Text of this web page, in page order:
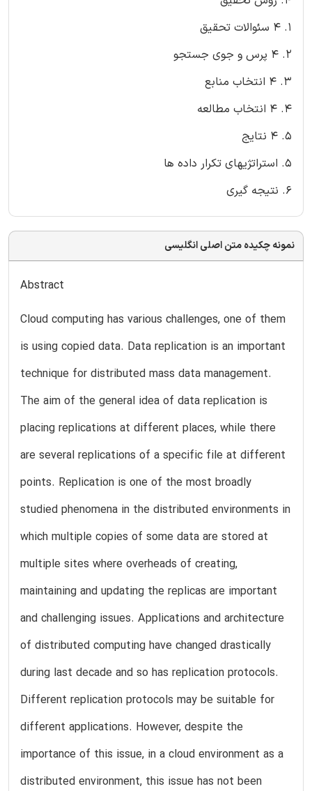
1. 4 سئوالات تحقیق
2. 4 پرس و جوی جستجو
3. 4 انتخاب منابع
4. 4 انتخاب مطالعه
5. 4 نتایج
5. استراتژیهای تکرار داده ها
6. نتیجه گیری
نمونه چکیده متن اصلی انگلیسی
Abstract
Cloud computing has various challenges, one of them
is using copied data. Data replication is an important
technique for distributed mass data management.
The aim of the general idea of data replication is
placing replications at different places, while there
are several replications of a specific file at different
points. Replication is one of the most broadly
studied phenomena in the distributed environments in
which multiple copies of some data are stored at
multiple sites where overheads of creating,
maintaining and updating the replicas are important
and challenging issues. Applications and architecture
of distributed computing have changed drastically
during last decade and so has replication protocols.
Different replication protocols may be suitable for
different applications. However, despite the
importance of this issue, in a cloud environment as a
distributed environment, this issue has not been